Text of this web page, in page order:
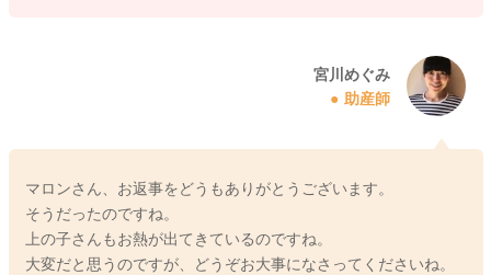
宮川めぐみ
助産師
マロンさん、お返事をどうもありがとうございます。
そうだったのですね。
上の子さんもお熱が出てきているのですね。
大変だと思うのですが、どうぞお大事になさってくださいね。